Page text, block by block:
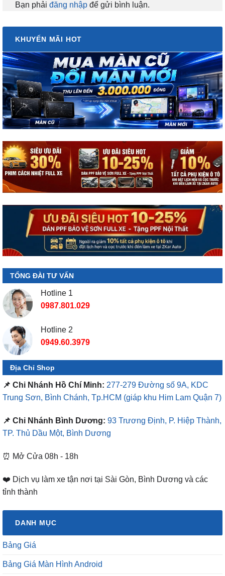
Bạn phải đăng nhập để gửi bình luận.
KHUYẾN MÃI HOT
TỔNG ĐÀI TƯ VẤN
Hotline 1
0987.801.029
Hotline 2
0949.60.3979
Địa Chỉ Shop
📌 Chi Nhánh Hồ Chí Minh: 277-279 Đường số 9A, KDC
Trung Sơn, Bình Chánh, Tp.HCM (giáp khu Him Lam Quận 7)
📌 Chi Nhánh Bình Dương: 93 Trương Định, P. Hiệp Thành,
TP. Thủ Dầu Một, Bình Dương
⏰ Mở Cửa 08h - 18h
❤️ Dịch vụ làm xe tận nơi tại Sài Gòn, Bình Dương và các
tỉnh thành
DANH MỤC
Bảng Giá
Bảng Giá Màn Hình Android